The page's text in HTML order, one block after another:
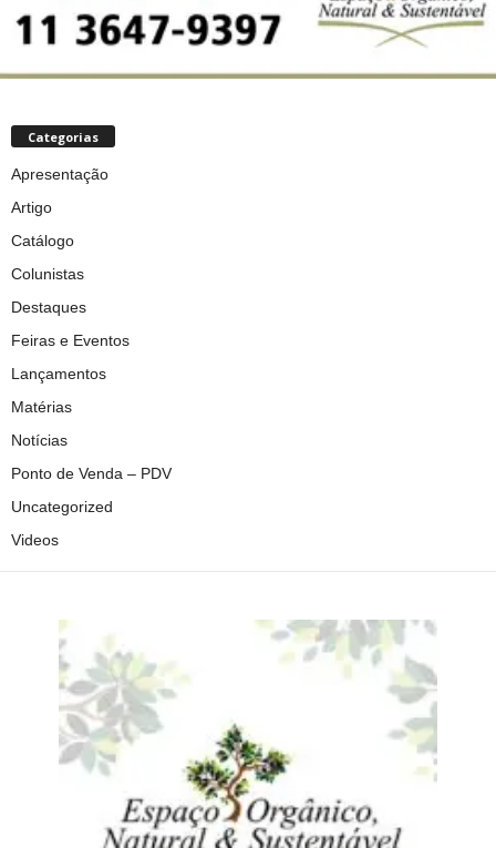
Categorias
Apresentação
Artigo
Catálogo
Colunistas
Destaques
Feiras e Eventos
Lançamentos
Matérias
Notícias
Ponto de Venda – PDV
Uncategorized
Videos